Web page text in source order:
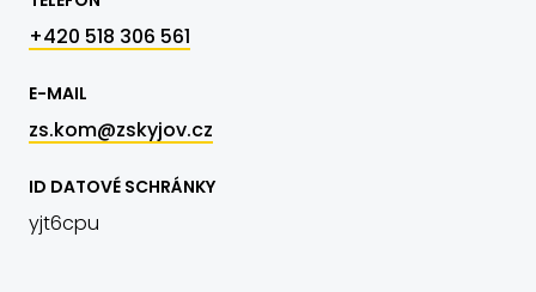
+420 518 306 561
E-MAIL
zs.kom@zskyjov.cz
ID DATOVÉ SCHRÁNKY
yjt6cpu